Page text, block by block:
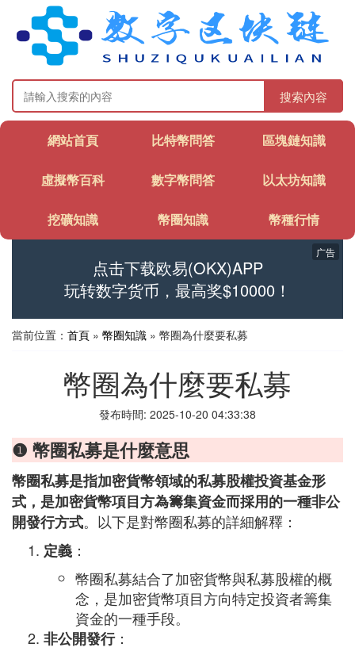
搜索內容
網站首頁 比特幣問答 區塊鏈知識
虛擬幣百科 數字幣問答 以太坊知識
挖礦知識 幣圈知識 幣種行情
点击下载欧易(OKX)APP
玩转数字货币，最高奖$10000！
广告
當前位置： 首頁 » 幣圈知識 » 幣圈為什麼要私募
幣圈為什麼要私募
發布時間: 2025-10-20 04:33:38
❶ 幣圈私募是什麼意思
幣圈私募是指加密貨幣領域的私募股權投資基金形
式，是加密貨幣項目方為籌集資金而採用的一種非公
開發行方式。以下是對幣圈私募的詳細解釋：
定義 ：
幣圈私募結合了加密貨幣與私募股權的概
念，是加密貨幣項目方向特定投資者籌集
資金的一種手段。
非公開發行：